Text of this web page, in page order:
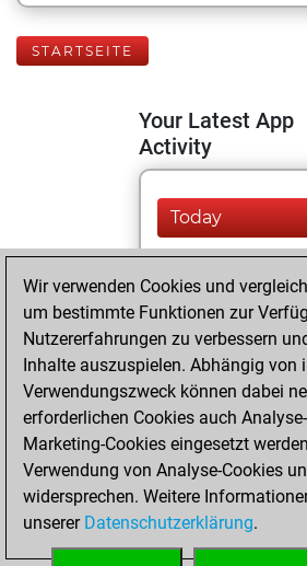
STARTSEITE
Your Latest App
Activity
Today
#9591 in Fritz by
ranked #8054 in
Beauty
Dienstag,
Dezember 12,
2023
You created
your Fritz account
Wir verwenden Cookies und
um bestimmte Funktionen zur
Nutzererfahrungen zu verbessern
Inhalte auszuspielen. Abhängig von
Verwendungszweck können dabei
erforderlichen Cookies auch
Marketing-Cookies eingesetzt
Verwendung von Analyse-Cookies
widersprechen. Weitere
unserer Datenschutzerklärung.